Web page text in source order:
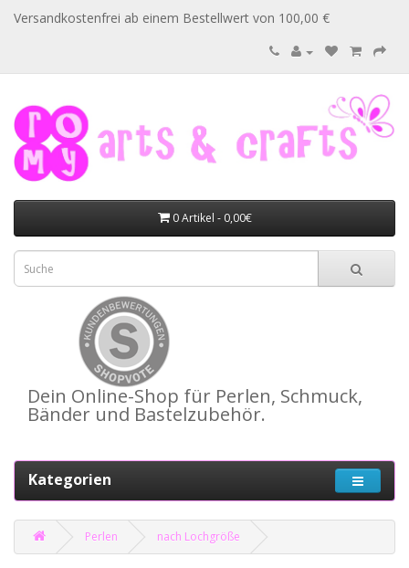
Versandkostenfrei ab einem Bestellwert von 100,00 €
0 Artikel - 0,00€
Dein Online-Shop für Perlen, Schmuck,
Bänder und Bastelzubehör.
Kategorien
Perlen nach Lochgröße